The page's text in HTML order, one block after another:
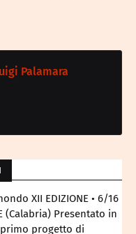
Palamara
XII EDIZIONE • 6/16
(Calabria) Presentato in
progetto di